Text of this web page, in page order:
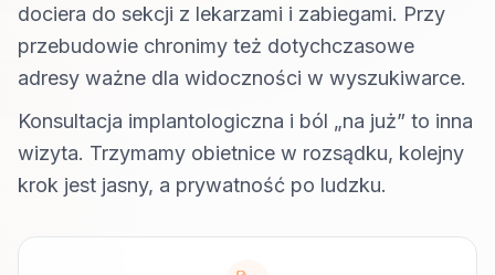
dociera do sekcji z lekarzami i zabiegami. Przy
przebudowie chronimy też dotychczasowe
adresy ważne dla widoczności w wyszukiwarce.
Konsultacja implantologiczna i ból „na już” to inna
wizyta. Trzymamy obietnice w rozsądku, kolejny
krok jest jasny, a prywatność po ludzku.